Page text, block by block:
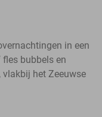
in een
bubbels en
het Zeeuwse